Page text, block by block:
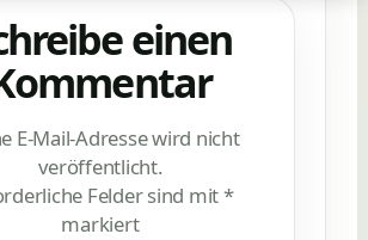
einen
E-Mail-Adresse wird nicht
veröffentlicht.
Felder sind mit*
markiert